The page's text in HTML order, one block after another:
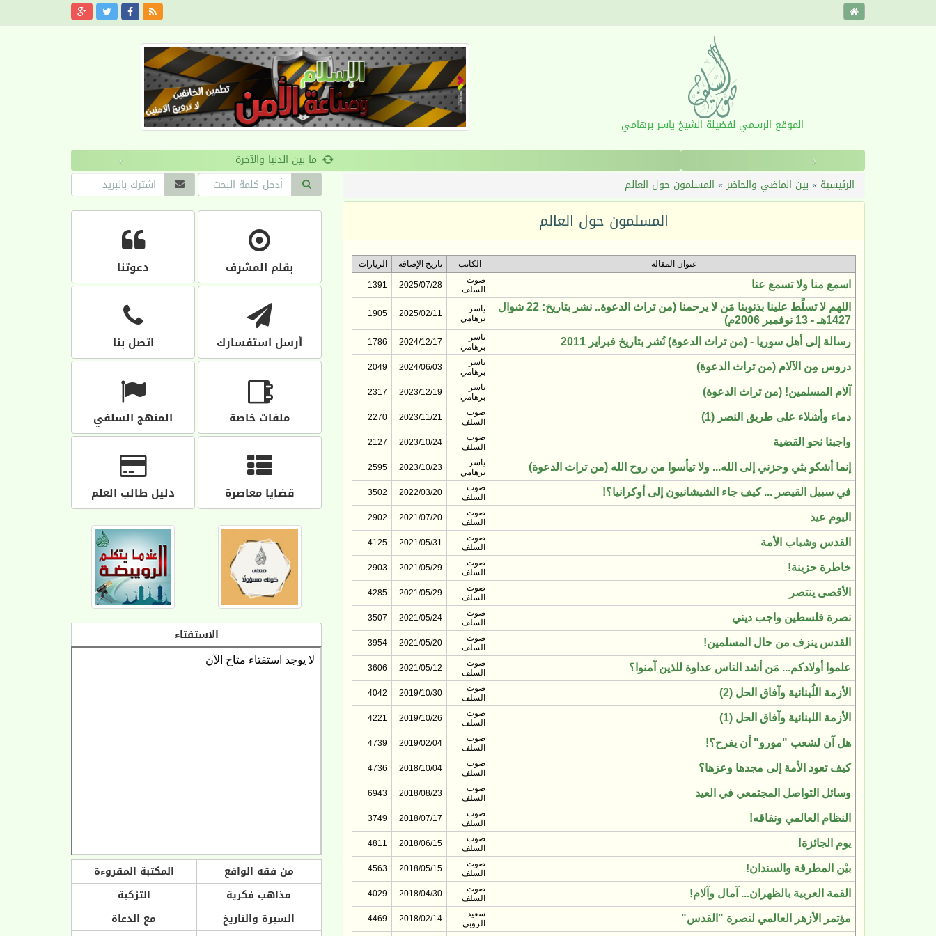
الموقع الرسمي لفضيلة الشيخ ياسر برهامي
‹
›
الرئيسية » بين الماضي والحاضر» المسلمون حول العالم
المسلمون حول العالم
عنوان المقالة الكاتب تاريخ الإضافة الزيارات
اسمع منا ولا تسمع عنا
صوت
السلف
2025/07/28
1391
اللهم لا تسلِّط علينا بذنوبنا مَن لا يرحمنا (من تراث الدعوة.. نشر بتاريخ: 22 شوال
1427هـ - 13 نوفمبر 2006م)
ياسر
برهامي
2025/02/11
1905
رسالة إلى أهل سوريا - (من تراث الدعوة) نُشر بتاريخ فبراير 2011
ياسر
برهامي
2024/12/17
1786
دروس مِن الآلام (من تراث الدعوة)
ياسر
برهامي
2024/06/03
2049
آلام المسلمين! (من تراث الدعوة)
ياسر
برهامي
2023/12/19
2317
دماء وأشلاء على طريق النصر (1)
صوت
السلف
2023/11/21
2270
واجبنا نحو القضية
صوت
السلف
2023/10/24
2127
إنما أشكو بثي وحزني إلى الله... ولا تيأسوا من روح الله (من تراث الدعوة)
ياسر
برهامي
2023/10/23
2595
في سبيل القيصر ... كيف جاء الشيشانيون إلى أوكرانيا؟!
صوت
السلف
2022/03/20
3502
اليوم عيد
صوت
السلف
2021/07/20
2902
القدس وشباب الأمة
صوت
السلف
2021/05/31
4125
خاطرة حزينة!
صوت
السلف
2021/05/29
2903
الأقصى ينتصر
صوت
السلف
2021/05/29
4285
نصرة فلسطين واجب ديني
صوت
السلف
2021/05/24
3507
القدس ينزف من حال المسلمين!
صوت
السلف
2021/05/20
3954
علموا أولادكم... مَن أشد الناس عداوة للذين آمنوا؟
صوت
السلف
2021/05/12
3606
الأزمة اللُبنانية وآفاق الحل (2)
صوت
السلف
2019/10/30
4042
الأزمة اللبنانية وآفاق الحل (1)
صوت
السلف
2019/10/26
4221
هل آن لشعب "مورو" أن يفرح؟!
صوت
السلف
2019/02/04
4739
كيف تعود الأمة إلى مجدها وعزها؟
صوت
السلف
2018/10/04
4736
وسائل التواصل المجتمعي في العيد
صوت
السلف
2018/08/23
6943
النظام العالمي ونفاقه!
صوت
السلف
2018/07/17
3749
يوم الجائزة!
صوت
السلف
2018/06/15
4811
بيْن المطرقة والسندان!
صوت
السلف
2018/05/15
4563
القمة العربية بالظهران... آمال وآلام!
صوت
السلف
2018/04/30
4029
مؤتمر الأزهر العالمي لنصرة "القدس"
سعيد
الروبي
2018/02/14
4469
بقلم المشرف دعوتنا
أرسل استفسارك اتصل بنا
ملفات خاصة المنهج السلفي
قضايا معاصرة دليل طالب العلم
الاستفتاء
من فقه الواقع
المكتبة المقروءة
مذاهب فكرية
التزكية
السيرة والتاريخ
مع الدعاة